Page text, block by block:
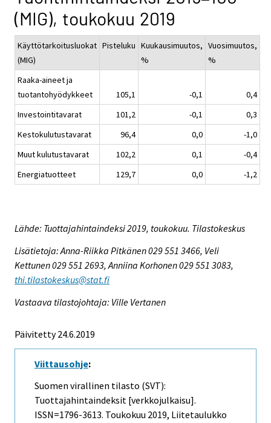
(MIG), toukokuu 2019
Käyttötarkoitusluokat
(MIG)
Pisteluku Kuukausimuutos,
%
Vuosimuutos,
%
Raaka-aineet ja
tuotantohyödykkeet
105,1 -0,1
0,4
Investointitavarat
101,2 -0,1
0,3
Kestokulutustavarat
96,4 0,0
-1,0
Muut kulutustavarat
102,2 0,1
-0,4
Energiatuotteet
129,7 0,0 -1,2
Lähde: Tuottajahintaindeksi 2019, toukokuu. Tilastokeskus
Lisätietoja: Anna-Riikka Pitkänen 029 551 3466, Veli
Kettunen 029 551 2693, Anniina Korhonen 029 551 3083,
thi.tilastokeskus@stat.fi
Vastaava tilastojohtaja: Ville Vertanen
Päivitetty 24.6.2019
Viittausohje:
Suomen virallinen tilasto (SVT):
Tuottajahintaindeksit [verkkojulkaisu].
ISSN=1796-3613. Toukokuu 2019, Liitetaulukko